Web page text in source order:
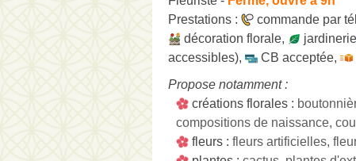
Prestations :
commande par
décoration florale, jardinerie
accessibles), CB acceptée,
Propose notamment :
créations florales :
compositions de naissance,
fleurs : fleurs artificielles,